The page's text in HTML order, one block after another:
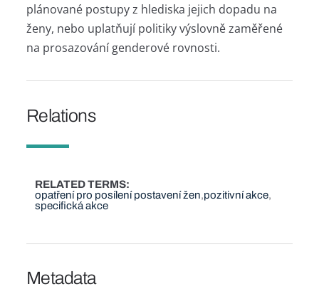
plánované postupy z hlediska jejich dopadu na
ženy, nebo uplatňují politiky výslovně zaměřené
na prosazování genderové rovnosti.
Relations
RELATED TERMS
opatření pro posílení postavení žen pozitivní akce
specifická akce
Metadata